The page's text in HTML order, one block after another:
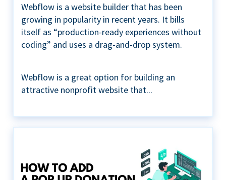
Webflow is a website builder that has been
growing in popularity in recent years. It bills
itself as “production-ready experiences without
coding” and uses a drag-and-drop system.
Webflow is a great option for building an
attractive nonprofit website that...